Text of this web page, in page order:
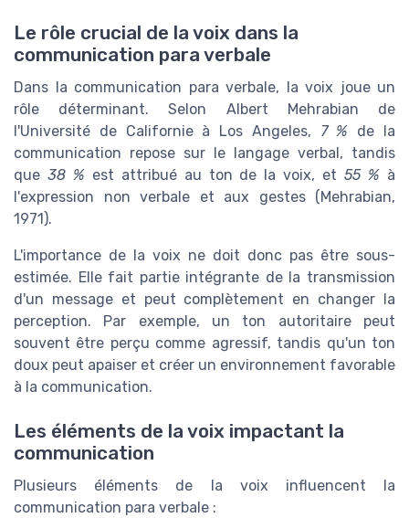
Le rôle crucial de la voix dans la
communication para verbale
Dans la communication para verbale, la voix joue un
rôle déterminant. Selon Albert Mehrabian de
l'Université de Californie à Los Angeles, 7 % de la
communication repose sur le langage verbal, tandis
que 38 %est attribué au ton de la voix, et55 % à
l'expression non verbale et aux gestes (Mehrabian,
1971).
L'importance de la voix ne doit donc pas être sous-
estimée. Elle fait partie intégrante de la transmission
d'un message et peut complètement en changer la
perception. Par exemple, un ton autoritaire peut
souvent être perçu comme agressif, tandis qu'un ton
doux peut apaiser et créer un environnement favorable
à la communication.
Les éléments de la voix impactant la
communication
Plusieurs éléments de la voix influencent la
communication para verbale :